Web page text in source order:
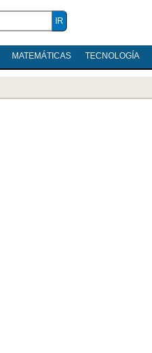
MATEMÁTICAS TECNOLOGÍA